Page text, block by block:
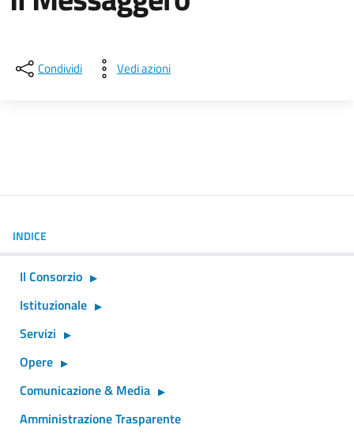
Condividi Vedi azioni
INDICE
Il Consorzio
Istituzionale
Servizi
Opere
Comunicazione & Media
Amministrazione Trasparente